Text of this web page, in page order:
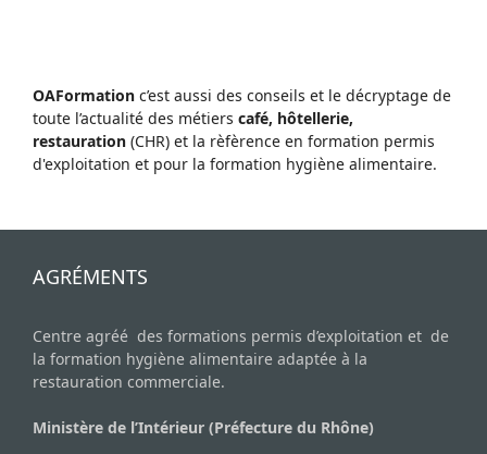
OAFormation c’est aussi des conseils et le décryptage de
toute l’actualité des métiers café, hôtellerie,
restauration (CHR) et la rèfèrence en formation permis
d'exploitation et pour la formation hygiène alimentaire.
AGRÉMENTS
Centre agréé des formations permis d’exploitation et de
la formation hygiène alimentaire adaptée à la
restauration commerciale.
Ministère de l’Intérieur (Préfecture du Rhône)